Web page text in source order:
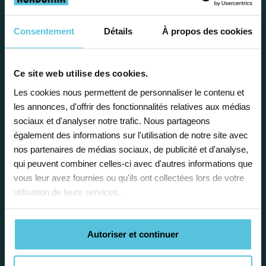
Consentement Détails À propos des cookies
Ce site web utilise des cookies.
Les cookies nous permettent de personnaliser le contenu et
les annonces, d'offrir des fonctionnalités relatives aux médias
sociaux et d'analyser notre trafic. Nous partageons
également des informations sur l'utilisation de notre site avec
nos partenaires de médias sociaux, de publicité et d'analyse,
qui peuvent combiner celles-ci avec d'autres informations que
vous leur avez fournies ou qu'ils ont collectées lors de votre
utilisation de leurs services.
Autoriser et continuer
avantages
Enseignez près de chez vous, selon
vos horaires
Afin de garantir le meilleur
accompagnement, nous organisons votre
emploi du temps en fonction de votre profil,
vos disponibilités et votre flexibilité.